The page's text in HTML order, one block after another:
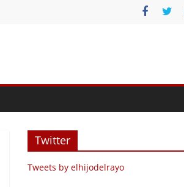
Twitter
Tweets by elhijodelrayo